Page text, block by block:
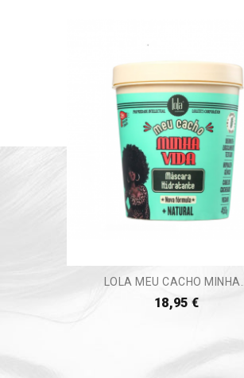
LOLA MEU CACHO MINHA...
18,95 €